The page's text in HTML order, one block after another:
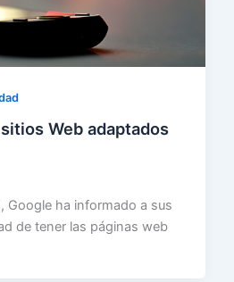
Web adaptados
Google ha informado a sus
de tener las páginas web